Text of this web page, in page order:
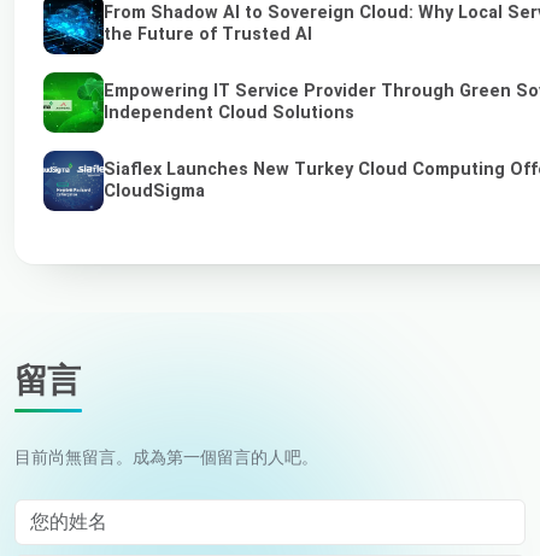
From Shadow AI to Sovereign Cloud: Why Local
the Future of Trusted AI
Empowering IT Service Provider Through Green
Independent Cloud Solutions
Siaflex Launches New Turkey Cloud Computing
CloudSigma
留言
目前尚無留言。成為第一個留言的人吧。
您的姓名